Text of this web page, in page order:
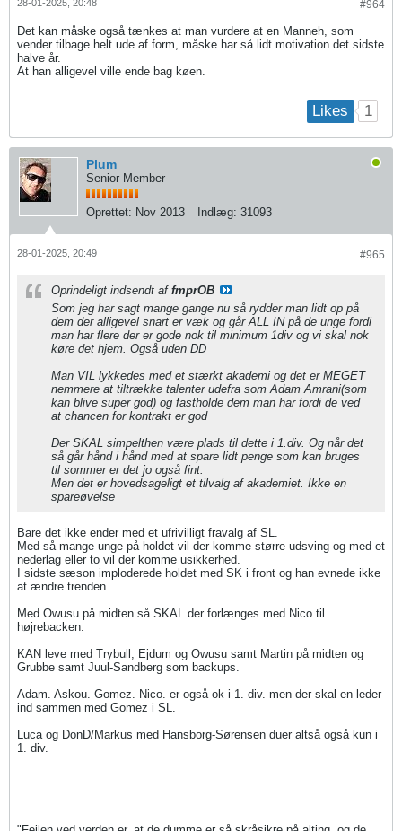
#964
28-01-2025, 20:48
Det kan måske også tænkes at man vurdere at en Manneh, som
vender tilbage helt ude af form, måske har så lidt motivation det sidste
halve år.
At han alligevel ville ende bag køen.
Likes 1
Plum
Senior Member
Oprettet: Nov 2013 Indlæg: 31093
#965
28-01-2025, 20:49
Oprindeligt indsendt af fmprOB
Som jeg har sagt mange gange nu så rydder man lidt op på
dem der alligevel snart er væk og går ALL IN på de unge fordi
man har flere der er gode nok til minimum 1div og vi skal nok
køre det hjem. Også uden DD
Man VIL lykkedes med et stærkt akademi og det er MEGET
nemmere at tiltrække talenter udefra som Adam Amrani(som
kan blive super god) og fastholde dem man har fordi de ved
at chancen for kontrakt er god
Der SKAL simpelthen være plads til dette i 1.div. Og når det
så går hånd i hånd med at spare lidt penge som kan bruges
til sommer er det jo også fint.
Men det er hovedsageligt et tilvalg af akademiet. Ikke en
spareøvelse
Bare det ikke ender med et ufrivilligt fravalg af SL.
Med så mange unge på holdet vil der komme større udsving og med et
nederlag eller to vil der komme usikkerhed.
I sidste sæson imploderede holdet med SK i front og han evnede ikke
at ændre trenden.
Med Owusu på midten så SKAL der forlænges med Nico til
højrebacken.
KAN leve med Trybull, Ejdum og Owusu samt Martin på midten og
Grubbe samt Juul-Sandberg som backups.
Adam. Askou. Gomez. Nico. er også ok i 1. div. men der skal en leder
ind sammen med Gomez i SL.
Luca og DonD/Markus med Hansborg-Sørensen duer altså også kun i
1. div.